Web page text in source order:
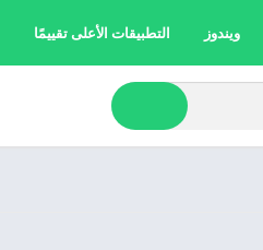
ويندوز التطبيقات الأعلى تقييمًا